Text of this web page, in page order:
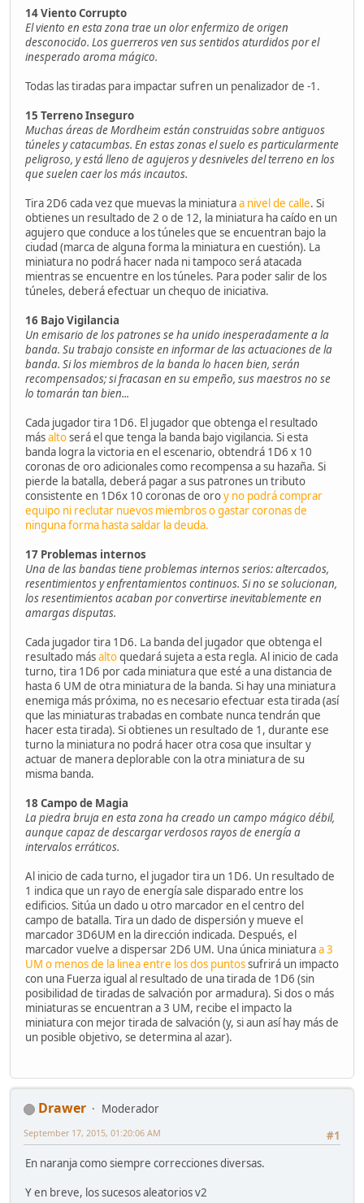
14 Viento Corrupto
El viento en esta zona trae un olor enfermizo de origen
desconocido. Los guerreros ven sus sentidos aturdidos por el
inesperado aroma mágico.
Todas las tiradas para impactar sufren un penalizador de -1.
15 Terreno Inseguro
Muchas áreas de Mordheim están construidas sobre antiguos
túneles y catacumbas. En estas zonas el suelo es particularmente
peligroso, y está lleno de agujeros y desniveles del terreno en los
que suelen caer los más incautos.
Tira 2D6 cada vez que muevas la miniaturaa nivel de calle. Si
obtienes un resultado de 2 o de 12, la miniatura ha caído en un
agujero que conduce a los túneles que se encuentran bajo la
ciudad (marca de alguna forma la miniatura en cuestión). La
miniatura no podrá hacer nada ni tampoco será atacada
mientras se encuentre en los túneles. Para poder salir de los
túneles, deberá efectuar un chequo de iniciativa.
16 Bajo Vigilancia
Un emisario de los patrones se ha unido inesperadamente a la
banda. Su trabajo consiste en informar de las actuaciones de la
banda. Si los miembros de la banda lo hacen bien, serán
recompensados; si fracasan en su empeño, sus maestros no se
lo tomarán tan bien...
Cada jugador tira 1D6. El jugador que obtenga el resultado
másaltoserá el que tenga la banda bajo vigilancia. Si esta
banda logra la victoria en el escenario, obtendrá 1D6 x 10
coronas de oro adicionales como recompensa a su hazaña. Si
pierde la batalla, deberá pagar a sus patrones un tributo
consistente en 1D6x 10 coronas de oroy no podrá comprar
equipo ni reclutar nuevos miembros o gastar coronas de
ninguna forma hasta saldar la deuda.
17 Problemas internos
Una de las bandas tiene problemas internos serios: altercados,
resentimientos y enfrentamientos continuos. Si no se solucionan,
los resentimientos acaban por convertirse inevitablemente en
amargas disputas.
Cada jugador tira 1D6. La banda del jugador que obtenga el
resultado másaltoquedará sujeta a esta regla. Al inicio de cada
turno, tira 1D6 por cada miniatura que esté a una distancia de
hasta 6 UM de otra miniatura de la banda. Si hay una miniatura
enemiga más próxima, no es necesario efectuar esta tirada (así
que las miniaturas trabadas en combate nunca tendrán que
hacer esta tirada). Si obtienes un resultado de 1, durante ese
turno la miniatura no podrá hacer otra cosa que insultar y
actuar de manera deplorable con la otra miniatura de su
misma banda.
18 Campo de Magia
La piedra bruja en esta zona ha creado un campo mágico débil,
aunque capaz de descargar verdosos rayos de energía a
intervalos erráticos.
Al inicio de cada turno, el jugador tira un 1D6. Un resultado de
1 indica que un rayo de energía sale disparado entre los
edificios. Sitúa un dado u otro marcador en el centro del
campo de batalla. Tira un dado de dispersión y mueve el
marcador 3D6UM en la dirección indicada. Después, el
marcador vuelve a dispersar 2D6 UM. Una única miniaturaa 3
UM o menos de la linea entre los dos puntossufrirá un impacto
con una Fuerza igual al resultado de una tirada de 1D6 (sin
posibilidad de tiradas de salvación por armadura). Si dos o más
miniaturas se encuentran a 3 UM, recibe el impacto la
miniatura con mejor tirada de salvación (y, si aun así hay más de
un posible objetivo, se determina al azar).
Drawer
Moderador
#1
September 17, 2015, 01:20:06 AM
En naranja como siempre correcciones diversas.
Y en breve, los sucesos aleatorios v2